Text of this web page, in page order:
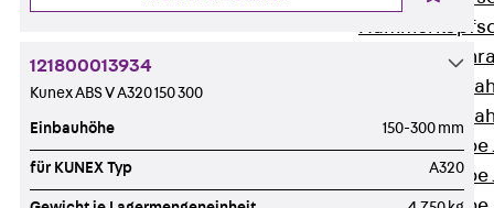
Zahnschraube
Zahnschraube
121800013934
Kunex ABS V A320 150 300
Einbauhöhe 150-300 mm
für KUNEX Typ A320